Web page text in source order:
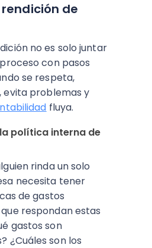
de
no es solo juntar
con pasos
se respeta,
evita problemas y
fluya.
la política interna de
rinda un solo
necesita tener
de gastos
respondan estas
gastos son
¿Cuáles son los